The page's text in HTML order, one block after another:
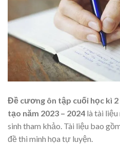
Đề cương ôn tập cuối học kì
tạo năm 2023 – 2024 là tài liệu
sinh tham khảo. Tài liệu bao
đề thi minh họa tự luyện.